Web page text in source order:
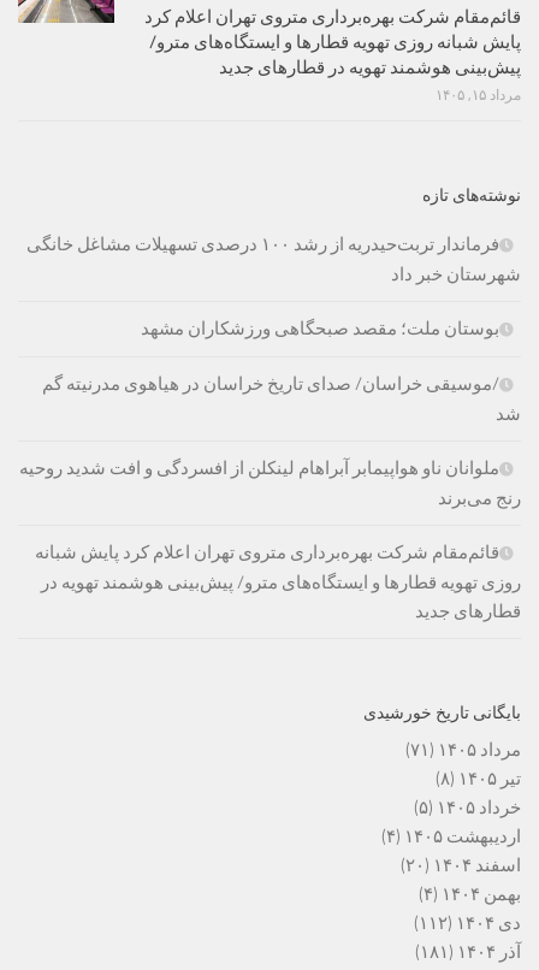
قائم‌مقام شرکت بهره‌برداری متروی تهران اعلام کرد
پایش شبانه روزی تهویه قطارها و ایستگاه‌های مترو/
پیش‌بینی هوشمند تهویه در قطارهای جدید
مرداد ۱۵, ۱۴۰۵
نوشته‌های تازه
فرماندار تربت‌حیدریه از رشد ۱۰۰ درصدی تسهیلات مشاغل خانگی
شهرستان خبر داد
بوستان ملت؛ مقصد صبحگاهی ورزشکاران مشهد
/موسیقی خراسان/ صدای تاریخ خراسان در هیاهوی مدرنیته گم
شد
ملوانان ناو هواپیمابر آبراهام لینکلن از افسردگی و افت شدید روحیه
رنج می‌برند
قائم‌مقام شرکت بهره‌برداری متروی تهران اعلام کرد پایش شبانه
روزی تهویه قطارها و ایستگاه‌های مترو/ پیش‌بینی هوشمند تهویه در
قطارهای جدید
بایگانی تاریخ خورشیدی
مرداد ۱۴۰۵
(۷۱)
تیر ۱۴۰۵
(۸)
خرداد ۱۴۰۵
(۵)
اردیبهشت ۱۴۰۵
(۴)
اسفند ۱۴۰۴
(۲۰)
بهمن ۱۴۰۴
(۴)
دی ۱۴۰۴
(۱۱۲)
آذر ۱۴۰۴
(۱۸۱)